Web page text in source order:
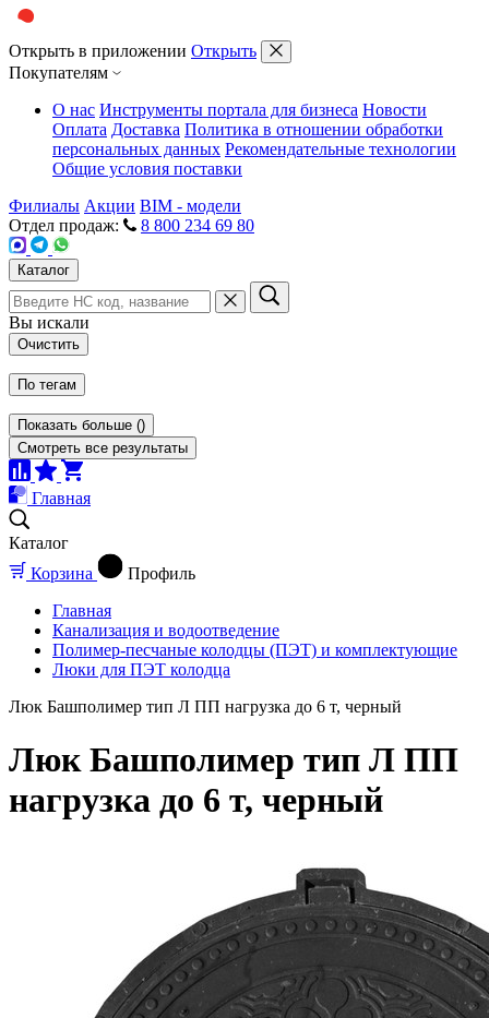
Открыть в приложении Открыть
Покупателям
О нас Инструменты портала для бизнеса Новости
Оплата Доставка Политика в отношении обработки
персональных данных Рекомендательные технологии
Общие условия поставки
Филиалы Акции BIM - модели
Отдел продаж:
8 800 234 69 80
Каталог
Вы искали
Очистить
По тегам
Показать больше ()
Смотреть все результаты
Главная
Каталог
Корзина
Профиль
Главная
Канализация и водоотведение
Полимер-песчаные колодцы (ПЭТ) и комплектующие
Люки для ПЭТ колодца
Люк Башполимер тип Л ПП нагрузка до 6 т, черный
Люк Башполимер тип Л ПП
нагрузка до 6 т, черный